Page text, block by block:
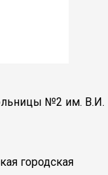
№2 им. В.И.
городская